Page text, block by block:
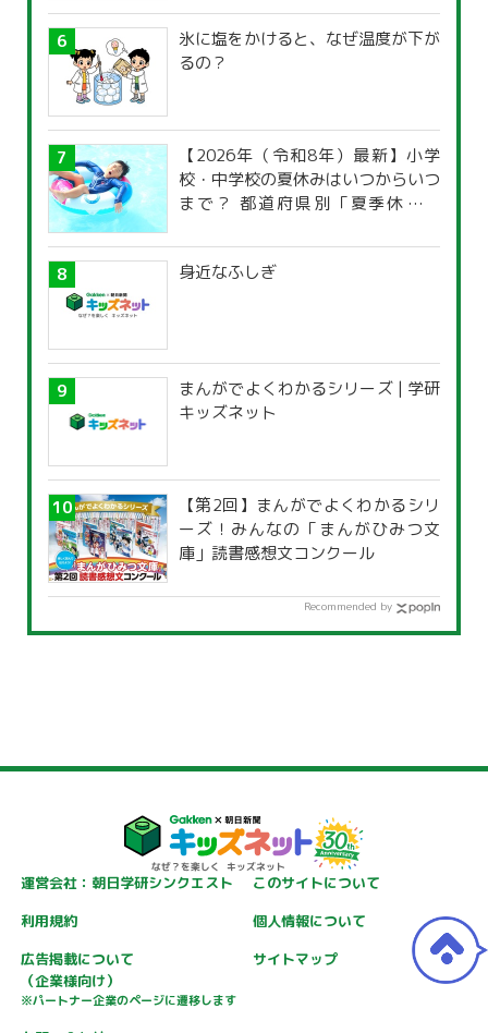
氷に塩をかけると、なぜ温度が下が
るの？
【2026年（令和8年）最新】小学
校・中学校の夏休みはいつからいつ
まで？ 都道府県別「夏季休暇一
身近なふしぎ
まんがでよくわかるシリーズ | 学研
キッズネット
【第2回】まんがでよくわかるシリ
ーズ！みんなの「まんがひみつ文
庫」読書感想文コンクール
Recommended by
運営会社：朝日学研シンクエスト
このサイトについて
利用規約
個人情報について
広告掲載について
（企業様向け）
※パートナー企業のページに遷移します
サイトマップ